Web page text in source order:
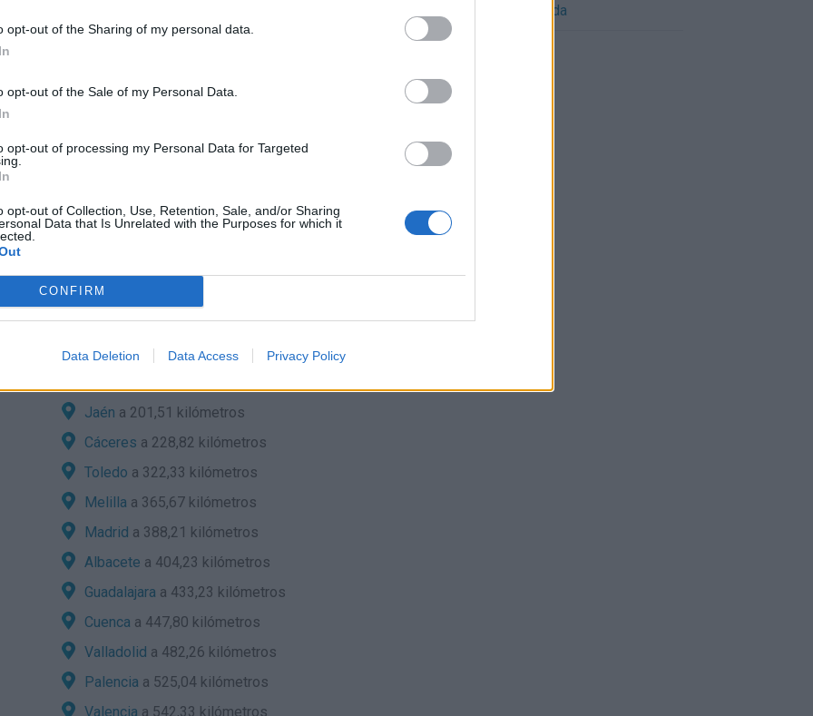
opt-out of the Sharing of my personal data.
opt-out of the Sale of my Personal Data.
opt-out of processing my Personal Data for Targeted
opt-out of Collection, Use, Retention, Sale, and/or Sharing
Data that Is Unrelated with the Purposes for which it
CONFIRM
Data Deletion Data Access Privacy Policy
localidades cercanas?
Algabaa 3,53 kilómetros
Salterasa 6,34 kilómetros
Tomaresa 6,79 kilómetros
con gran población o capitales de provincia?
Huelvaa 82,91 kilómetros
Córdobaa 125,00 kilómetros
Jaén a 201,51 kilómetros
Cáceres a 228,82 kilómetros
Toledo a 322,33 kilómetros
Melilla a 365,67 kilómetros
Madrid a 388,21 kilómetros
Albacete a 404,23 kilómetros
Guadalajara a 433,23 kilómetros
Cuenca a 447,80 kilómetros
Valladolid a 482,26 kilómetros
Palencia a 525,04 kilómetros
Valencia a 542,33 kilómetros
Cómo llegar a Rinconada